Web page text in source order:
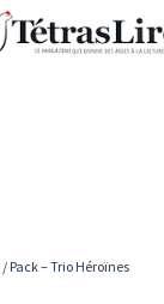
/ Pack – Trio Héroïnes